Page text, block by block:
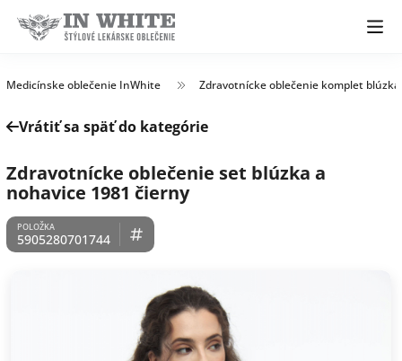
Medicínske oblečenie InWhite Zdravotnícke oblečenie komplet
Vrátiť sa späť do kategórie
Zdravotnícke oblečenie set blúzka a
nohavice 1981 čierny
5905280701744